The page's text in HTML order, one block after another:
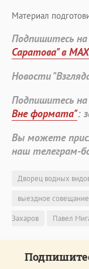
Материал
Подпишитесь
Саратова" в MAX
Новости
Подпишитесь
Вне формата":
Вы можете
наш телеграм-
Дворец водных
выездное совещание
Захаров
Павел